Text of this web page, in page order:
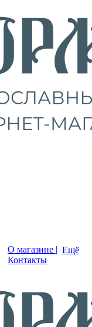
О магазине |
Контакты
Ещё